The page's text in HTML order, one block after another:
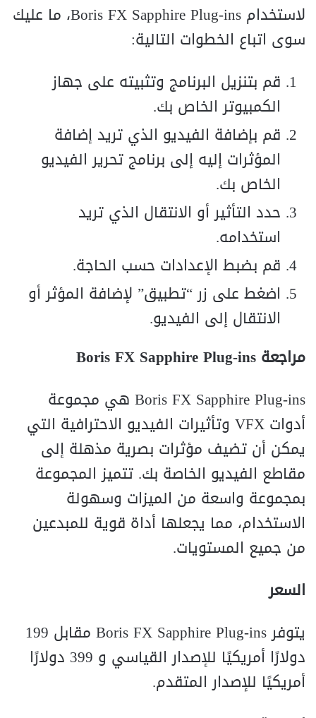
لاستخدام Boris FX Sapphire Plug-ins، ما عليك
سوى اتباع الخطوات التالية:
قم بتنزيل البرنامج وتثبيته على جهاز
الكمبيوتر الخاص بك.
قم بإضافة الفيديو الذي تريد إضافة
المؤثرات إليه إلى برنامج تحرير الفيديو
الخاص بك.
حدد التأثير أو الانتقال الذي تريد
استخدامه.
قم بضبط الإعدادات حسب الحاجة.
اضغط على زر “تطبيق” لإضافة المؤثر أو
الانتقال إلى الفيديو.
مراجعة Boris FX Sapphire Plug-ins
Boris FX Sapphire Plug-ins هي مجموعة
أدوات VFX وتأثيرات الفيديو الاحترافية التي
يمكن أن تضيف مؤثرات بصرية مذهلة إلى
مقاطع الفيديو الخاصة بك. تتميز المجموعة
بمجموعة واسعة من الميزات وسهولة
الاستخدام، مما يجعلها أداة قوية للمبدعين
من جميع المستويات.
السعر
يتوفر Boris FX Sapphire Plug-ins مقابل 199
دولارًا أمريكيًا للإصدار القياسي و 399 دولارًا
أمريكيًا للإصدار المتقدم.